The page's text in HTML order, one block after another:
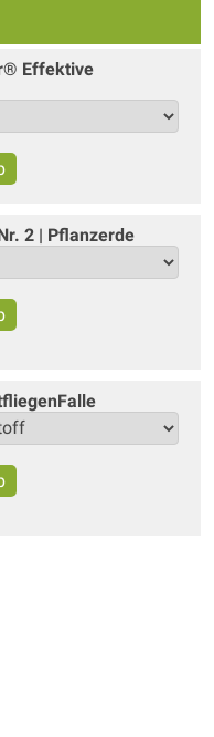
Effektive
2 | Pflanzerde